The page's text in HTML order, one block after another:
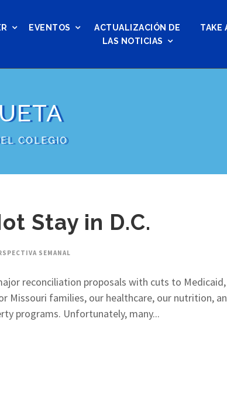
EVENTOS
ACTUALIZACIÓN DE
LAS NOTICIAS
TAKE
COLEGIO
Stay in D.C.
SEMANAL
reconciliation proposals with cuts to Medicaid,
Missouri families, our healthcare, our nutrition,
programs. Unfortunately, many...